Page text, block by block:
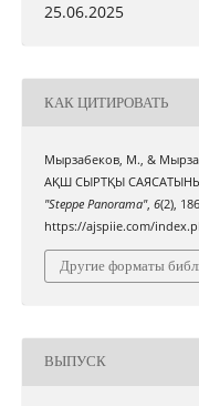
25.06.2025
КАК ЦИТИРОВАТЬ
Мырзабеков, М., &
АҚШ СЫРТҚЫ
"Steppe Panorama", 6(2),
https://ajspiie.com/
Другие форматы
ВЫПУСК